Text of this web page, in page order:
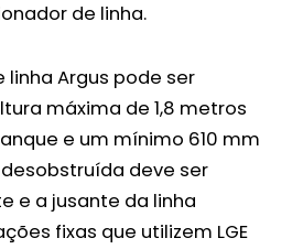
de linha.
Argus pode ser
máxima de 1,8 metros
e um mínimo 610 mm
deve ser
e a jusante da linha
fixas que utilizem LGE